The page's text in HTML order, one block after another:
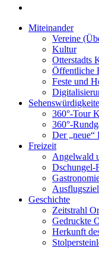
Miteinander
Vereine
Kultur
Otterstadts
Öffentliche
Feste und
360°-Tour
360°-
Der „neue“
Freizeit
Angelwald
Dschungel-
Geschichte
Zeitstrahl
Gedruckte
Herkunft